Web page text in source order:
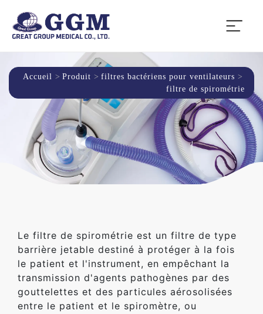
Accueil Produit
filtres bactériens pour ventilateurs
filtre de spirométrie
Le filtre de spirométrie est un filtre de type
barrière jetable destiné à protéger à la fois
le patient et l'instrument, en empêchant la
transmission d'agents pathogènes par des
gouttelettes et des particules aérosolisées
entre le patient et le spiromètre, ou